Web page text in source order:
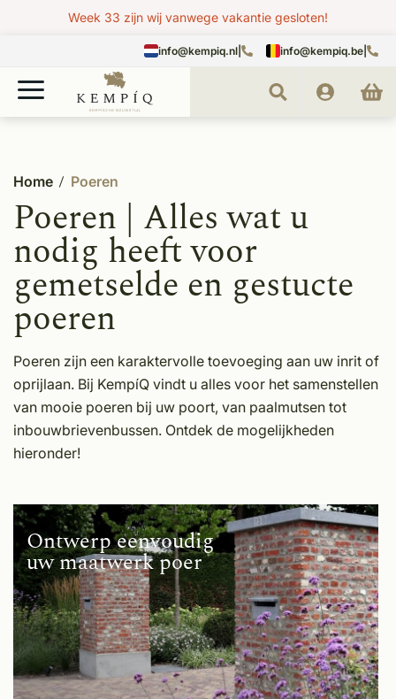
Week 33 zijn wij vanwege vakantie gesloten!
info@kempiq.nl info@kempiq.be
Home Poeren
Poeren | Alles wat u
nodig heeft voor
gemetselde en gestucte
poeren
Poeren zijn een karaktervolle toevoeging aan uw inrit of
oprijlaan. Bij KempíQ vindt u alles voor het samenstellen
van mooie poeren bij uw poort, van paalmutsen tot
inbouwbrievenbussen. Ontdek de mogelijkheden
hieronder!
Ontwerp eenvoudig
uw maatwerk poer